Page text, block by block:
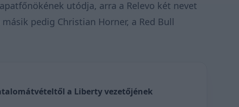
utódja, arra a Relevo két nevet
pedig Christian Horner, a Red Bull
a Liberty vezetőjének